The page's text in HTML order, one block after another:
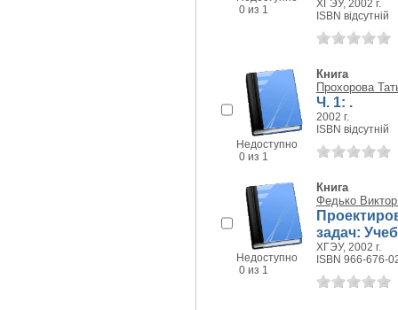
0 из 1
ХГЭУ, 2002 г.
ISBN відсутній
Недоступно
0 из 1
Книга
Прохорова
Ч. 1: .
2002 г.
ISBN відсутній
Недоступно
0 из 1
Книга
Федько
задач:
ХГЭУ, 2002 г.
ISBN 966-676-